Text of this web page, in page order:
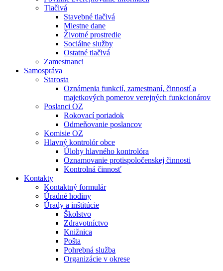
Tlačivá
Stavebné tlačivá
Miestne dane
Životné prostredie
Sociálne služby
Ostatné tlačivá
Zamestnanci
Samospráva
Starosta
Oznámenia funkcií, zamestnaní, činností a
majetkových pomerov verejných funkcionárov
Poslanci OZ
Rokovací poriadok
Odmeňovanie poslancov
Komisie OZ
Hlavný kontrolór obce
Úlohy hlavného kontrolóra
Oznamovanie protispoločenskej činnosti
Kontrolná činnosť
Kontakty
Kontaktný formulár
Úradné hodiny
Úrady a inštitúcie
Školstvo
Zdravotníctvo
Knižnica
Pošta
Pohrebná služba
Organizácie v okrese